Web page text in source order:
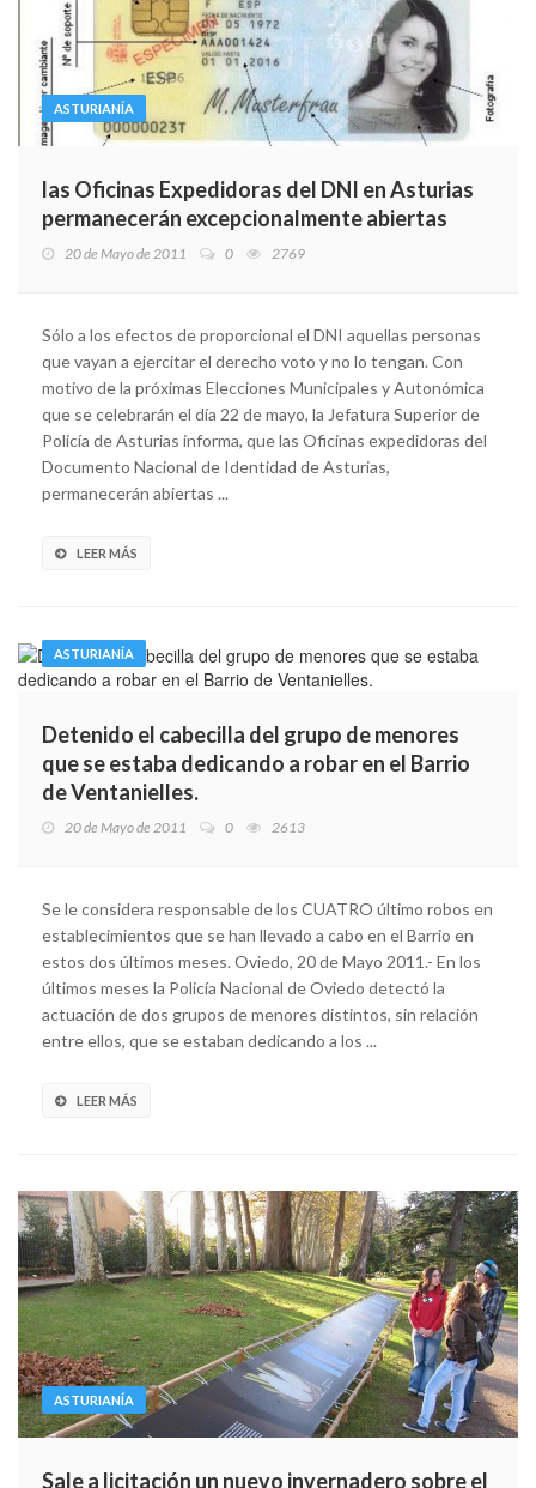
ASTURIANÍA
las Oficinas Expedidoras del DNI en Asturias
permanecerán excepcionalmente abiertas
20 de Mayo de 2011 0 2769
Sólo a los efectos de proporcional el DNI aquellas personas
que vayan a ejercitar el derecho voto y no lo tengan. Con
motivo de la próximas Elecciones Municipales y Autonómica
que se celebrarán el día 22 de mayo, la Jefatura Superior de
Policía de Asturias informa, que las Oficinas expedidoras del
Documento Nacional de Identidad de Asturias,
permanecerán abiertas ...
LEER MÁS
ASTURIANÍA
Detenido el cabecilla del grupo de menores
que se estaba dedicando a robar en el Barrio
de Ventanielles.
20 de Mayo de 2011 0 2613
Se le considera responsable de los CUATRO último robos en
establecimientos que se han llevado a cabo en el Barrio en
estos dos últimos meses. Oviedo, 20 de Mayo 2011.- En los
últimos meses la Policía Nacional de Oviedo detectó la
actuación de dos grupos de menores distintos, sin relación
entre ellos, que se estaban dedicando a los ...
LEER MÁS
ASTURIANÍA
Sale a licitación un nuevo invernadero sobre el